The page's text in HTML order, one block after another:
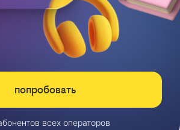
попробовать
всех операторов